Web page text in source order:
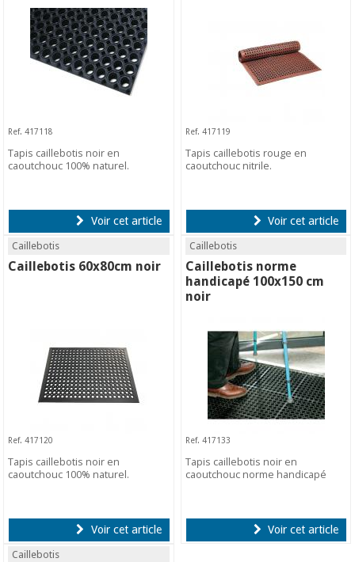
Ref. 417118
Tapis caillebotis noir en
caoutchouc 100% naturel.
Voir cet article
Ref. 417119
Tapis caillebotis rouge en
caoutchouc nitrile.
Voir cet article
Caillebotis
Caillebotis 60x80cm noir
Ref. 417120
Tapis caillebotis noir en
caoutchouc 100% naturel.
Voir cet article
Caillebotis
Caillebotis norme
handicapé 100x150 cm
noir
Ref. 417133
Tapis caillebotis noir en
caoutchouc norme handicapé
Voir cet article
Caillebotis